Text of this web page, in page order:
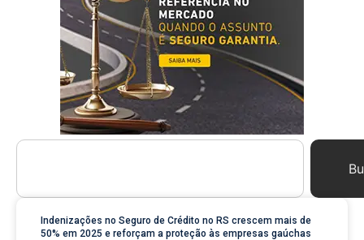
Indenizações no Seguro de Crédito no RS crescem mais de
50% em 2025 e reforçam a proteção às empresas gaúchas